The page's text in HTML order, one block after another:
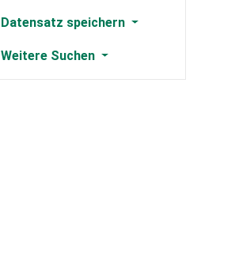
Datensatz speichern
Weitere Suchen